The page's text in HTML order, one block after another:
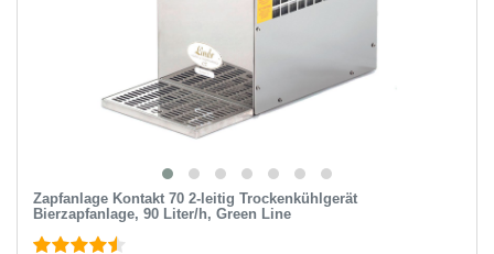
Zapfanlage Kontakt 70 2-leitig Trockenkühlgerät
Bierzapfanlage, 90 Liter/h, Green Line